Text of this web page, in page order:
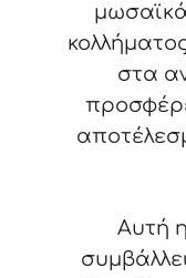
στα
Αυτή